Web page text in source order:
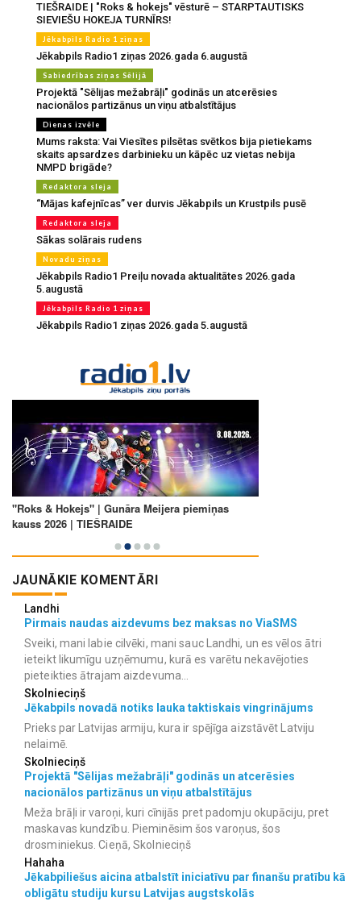
TIEŠRAIDE | "Roks & hokejs" vēsturē – STARPTAUTISKS
SIEVIEŠU HOKEJA TURNĪRS!
Jēkabpils Radio 1 ziņas
Jēkabpils Radio1 ziņas 2026.gada 6.augustā
Sabiedrības ziņas Sēlijā
Projektā "Sēlijas mežabrāļi" godinās un atcerēsies
nacionālos partizānus un viņu atbalstītājus
Dienas izvēle
Mums raksta: Vai Viesītes pilsētas svētkos bija pietiekams
skaits apsardzes darbinieku un kāpēc uz vietas nebija
NMPD brigāde?
Redaktora sleja
“Mājas kafejnīcas” ver durvis Jēkabpils un Krustpils pusē
Redaktora sleja
Sākas solārais rudens
Novadu ziņas
Jēkabpils Radio1 Preiļu novada aktualitātes 2026.gada
5.augustā
Jēkabpils Radio 1 ziņas
Jēkabpils Radio1 ziņas 2026.gada 5.augustā
JAUNĀKIE KOMENTĀRI
Landhi
Pirmais naudas aizdevums bez maksas no ViaSMS
Sveiki, mani labie cilvēki, mani sauc Landhi, un es vēlos ātri
ieteikt likumīgu uzņēmumu, kurā es varētu nekavējoties
pieteikties ātrajam aizdevuma...
Skolnieciņš
Jēkabpils novadā notiks lauka taktiskais vingrinājums
Prieks par Latvijas armiju, kura ir spējīga aizstāvēt Latviju
nelaimē.
Skolnieciņš
Projektā "Sēlijas mežabrāļi" godinās un atcerēsies
nacionālos partizānus un viņu atbalstītājus
Meža brāļi ir varoņi, kuri cīnijās pret padomju okupāciju, pret
maskavas kundzību. Pieminēsim šos varoņus, šos
drosminiekus. Cieņā, Skolnieciņš
Hahaha
Jēkabpiliešus aicina atbalstīt iniciatīvu par finanšu pratību kā
obligātu studiju kursu Latvijas augstskolās